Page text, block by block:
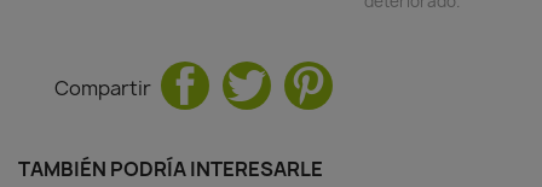
Compartir
TAMBIÉN PODRÍA INTERESARLE